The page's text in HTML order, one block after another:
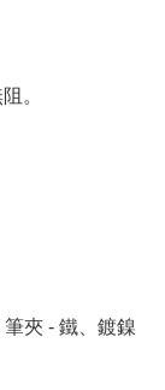
。
夾 - 鐵、鍍鎳